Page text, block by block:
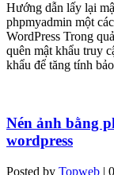
Hướng dẫn lấy lại
phpmyadmin một
WordPress Trong
quên mật khẩu truy
khẩu để tăng tính
Nén ảnh bằng
wordpress
Posted by Topweb |